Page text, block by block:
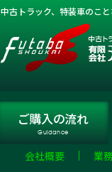
中古トラック、特装車のこ
ご購入の流れ
Guidance
会社概要 業